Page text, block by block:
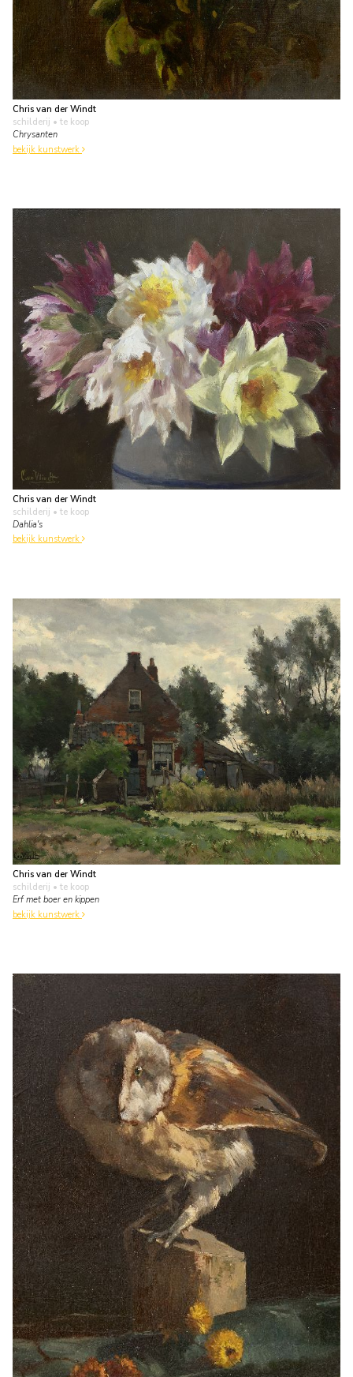
Chris van der Windt
schilderij • te koop
Chrysanten
bekijk kunstwerk
Chris van der Windt
schilderij • te koop
Dahlia's
bekijk kunstwerk
Chris van der Windt
schilderij • te koop
Erf met boer en kippen
bekijk kunstwerk